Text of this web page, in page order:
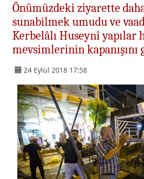
Önümüzdeki ziyarette
sunabilmek umudu ve
Kerbelâlı Huseynî yapılar
mevsimlerinin
24 Eylül 2018 17:58